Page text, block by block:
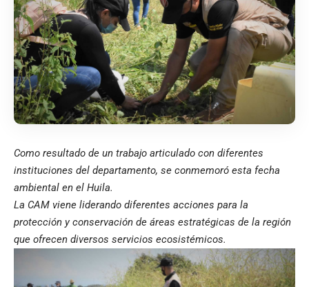
Como resultado de un trabajo articulado con diferentes
instituciones del departamento, se conmemoró esta fecha
ambiental en el Huila.
La CAM viene liderando diferentes acciones para la
protección y conservación de áreas estratégicas de la región
que ofrecen diversos servicios ecosistémicos.